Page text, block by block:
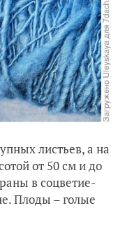
листьев, а на
от 50 см и до
в соцветие-
Плоды – голые